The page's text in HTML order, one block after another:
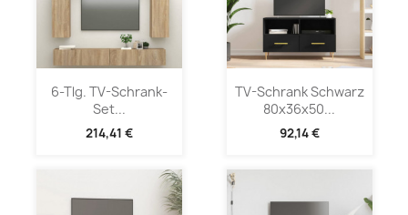
6-Tlg. TV-Schrank-
Set...
214,41 €
TV-Schrank Schwarz
80x36x50...
92,14 €